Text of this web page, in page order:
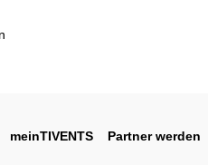
meinTIVENTS Partner werden